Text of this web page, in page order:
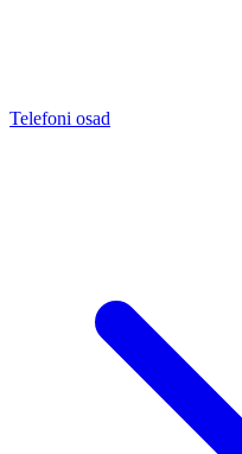
Telefoni osad